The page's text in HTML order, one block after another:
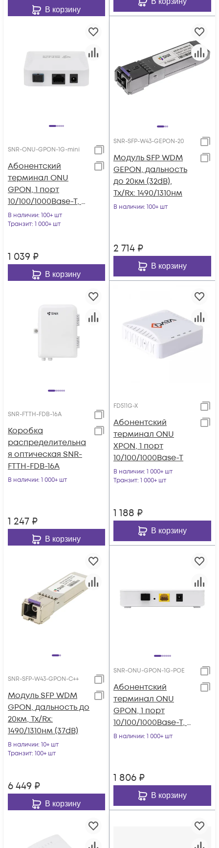
В корзину
SNR-ONU-GPON-1G-mini
Абонентский
терминал ONU
GPON, 1 порт
10/100/1000Base-T, в
мини корпусе.
В наличии: 100+ шт
Транзит: 1 000+ шт
1 039 ₽
В корзину
SNR-SFP-W43-GEPON-20
Модуль SFP WDM
GEPON, дальность
до 20км (32dB),
Tx/Rx: 1490/1310нм
В наличии: 100+ шт
2 714 ₽
В корзину
SNR-FTTH-FDB-16A
Коробка
распределительна
я оптическая SNR-
FTTH-FDB-16A
В наличии: 1 000+ шт
1 247 ₽
В корзину
FD511G-X
Абонентский
терминал ONU
XPON, 1 порт
10/100/1000Base-T
В наличии: 1 000+ шт
Транзит: 1 000+ шт
1 188 ₽
В корзину
SNR-SFP-W43-GPON-C++
Модуль SFP WDM
GPON, дальность до
20км, Tx/Rx:
1490/1310нм (37dB)
В наличии: 10+ шт
Транзит: 100+ шт
6 449 ₽
В корзину
SNR-ONU-GPON-1G-POE
Абонентский
терминал ONU
GPON, 1 порт
10/100/1000Base-T, c
POE-IN, POE
В наличии: 1 000+ шт
1 806 ₽
В корзину